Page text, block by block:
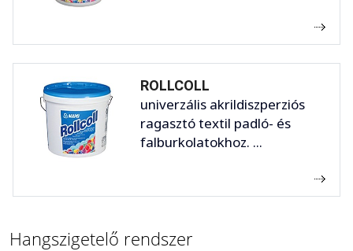
ROLLCOLL
univerzális akrildiszperziós
ragasztó textil padló- és
falburkolatokhoz. ...
Hangszigetelő rendszer